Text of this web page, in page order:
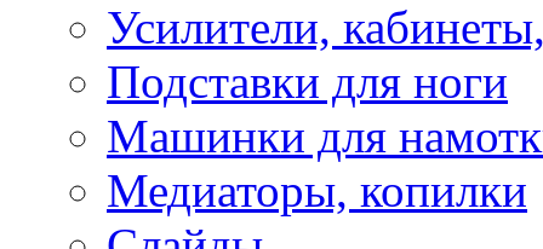
Усилители,
Подставки для ноги
Машинки для
Медиаторы, копилки